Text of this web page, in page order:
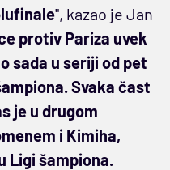
", kazao je Jan
protiv Pariza uvek
sada u seriji od pet
Svaka čast
je u drugom
i Kimiha,
Ligi šampiona.